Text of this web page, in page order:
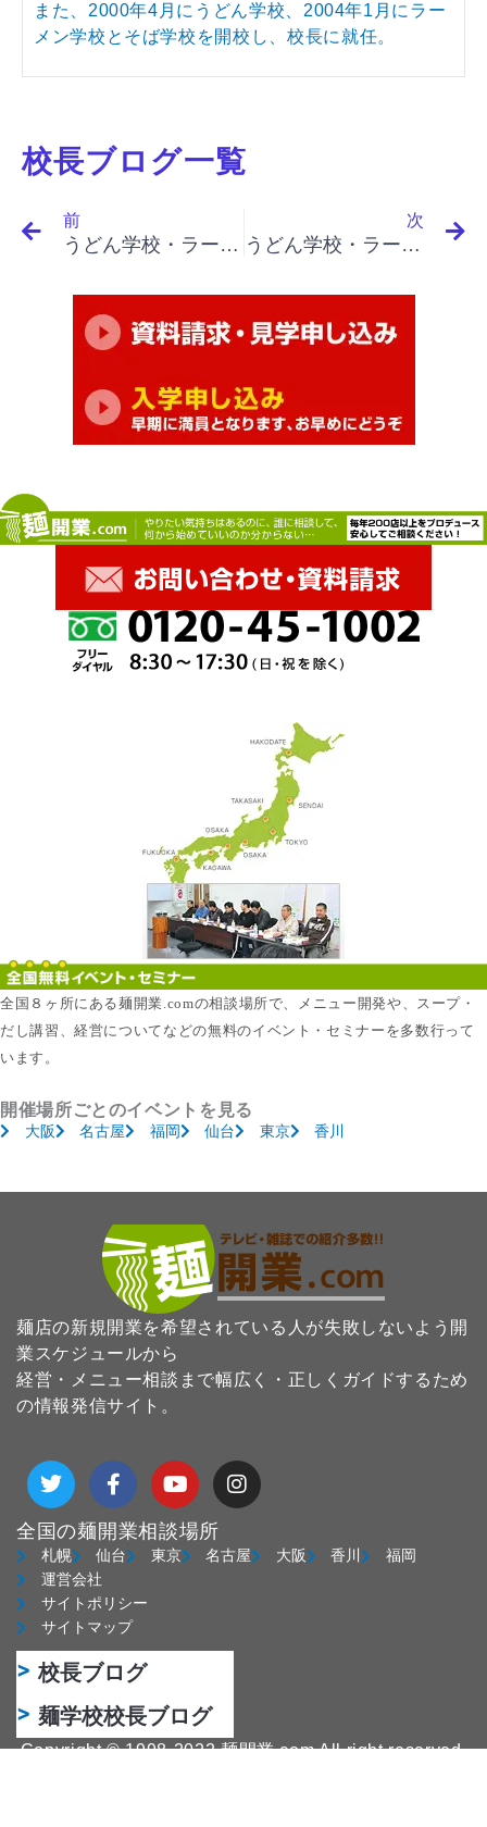
また、2000年4月にうどん学校、2004年1月にラー
メン学校とそば学校を開校し、校長に就任。
校長ブログ一覧
前
うどん学校・ラーメン学校・そば学校・パスタ学校で開業&成果アップ｜「イノベーションと起業家精神（下）」「顧客戦略、ＧＥとマコーミック、価値戦略」
次
うどん学校・ラーメン学校・そば学校・パスタ学校で開業&成果アップ｜「イノベーションと起業家精神（下）」「機能しないもの、ハイテクだけではない、山腹のない山頂」
全国８ヶ所にある麺開業.comの相談場所で、メニュー開発や、スープ・
だし講習、経営についてなどの無料のイベント・セミナーを多数行って
います。
開催場所ごとのイベントを見る
大阪 名古屋 福岡 仙台 東京 香川
麺店の新規開業を希望されている人が失敗しないよう開
業スケジュールから
経営・メニュー相談まで幅広く・正しくガイドするため
の情報発信サイト。
T
w
i
t
t
e
r
F
a
c
e
b
o
k
-
f
Y
o
u
t
u
b
I
n
s
a
g
全国の麺開業相談場所
札幌 仙台 東京 名古屋 大阪 香川
福岡
運営会社
サイトポリシー
サイトマップ
校長ブログ
麺学校校長ブログ
Copyright © 1998-2022 麺開業.com All right reserved.